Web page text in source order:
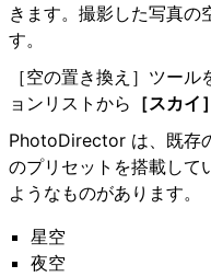
きます。撮影した写真の
す。
［空の置き換え］ツー
ョンリストから ［スカイ］
PhotoDirector は、既存
のプリセットを搭載して
ようなものがあります。
星空
夜空